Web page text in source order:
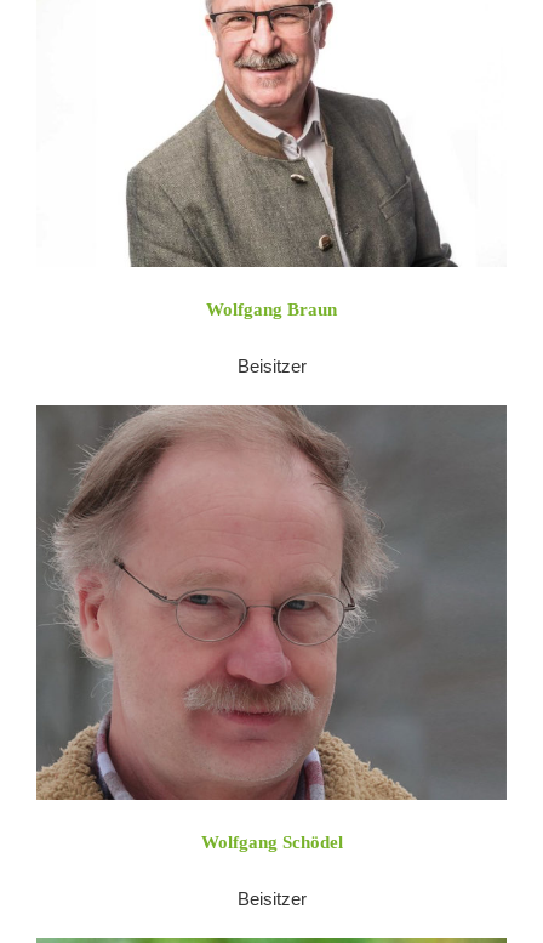
Wolfgang Braun
Beisitzer
Wolfgang Schödel
Beisitzer